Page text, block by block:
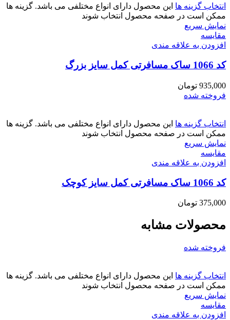
انتخاب گزینه ها این محصول دارای انواع مختلفی می باشد. گزینه ها
ممکن است در صفحه محصول انتخاب شوند
نمایش سریع
مقايسه
افزودن به علاقه مندی
کد 1066 ساک مسافرتی کمل سایز بزرگ
935,000 تومان
فروخته شده
انتخاب گزینه ها این محصول دارای انواع مختلفی می باشد. گزینه ها
ممکن است در صفحه محصول انتخاب شوند
نمایش سریع
مقايسه
افزودن به علاقه مندی
کد 1066 ساک مسافرتی کمل سایز کوچک
375,000 تومان
محصولات مشابه
فروخته شده
انتخاب گزینه ها این محصول دارای انواع مختلفی می باشد. گزینه ها
ممکن است در صفحه محصول انتخاب شوند
نمایش سریع
مقايسه
افزودن به علاقه مندی